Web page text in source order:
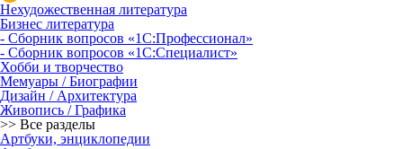
Нехудожественная литература
Бизнес литература
- Сборник вопросов «1С:Профессионал»
- Сборник вопросов «1С:Специалист»
Хобби и творчество
Мемуары / Биографии
Дизайн / Архитектура
Живопись / Графика
>> Все разделы
Артбуки, энциклопедии